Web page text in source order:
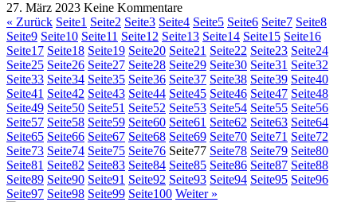
27. März 2023 Keine Kommentare
« Zurück Seite1 Seite2 Seite3 Seite4 Seite5 Seite6 Seite7 Seite8
Seite9 Seite10 Seite11 Seite12 Seite13 Seite14 Seite15 Seite16
Seite17 Seite18 Seite19 Seite20 Seite21 Seite22 Seite23 Seite24
Seite25 Seite26 Seite27 Seite28 Seite29 Seite30 Seite31 Seite32
Seite33 Seite34 Seite35 Seite36 Seite37 Seite38 Seite39 Seite40
Seite41 Seite42 Seite43 Seite44 Seite45 Seite46 Seite47 Seite48
Seite49 Seite50 Seite51 Seite52 Seite53 Seite54 Seite55 Seite56
Seite57 Seite58 Seite59 Seite60 Seite61 Seite62 Seite63 Seite64
Seite65 Seite66 Seite67 Seite68 Seite69 Seite70 Seite71 Seite72
Seite73 Seite74 Seite75 Seite76 Seite77 Seite78 Seite79 Seite80
Seite81 Seite82 Seite83 Seite84 Seite85 Seite86 Seite87 Seite88
Seite89 Seite90 Seite91 Seite92 Seite93 Seite94 Seite95 Seite96
Seite97 Seite98 Seite99 Seite100 Weiter »